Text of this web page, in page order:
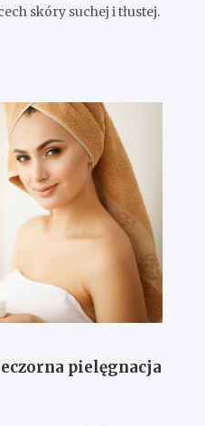
skóry suchej i tłustej.
pielęgnacja